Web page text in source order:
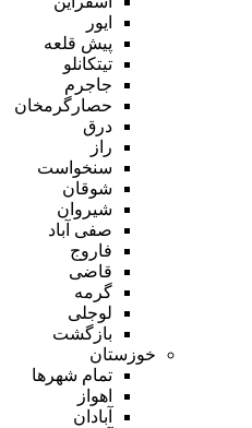
ایور
پیش قلعه
تیتکانلو
جاجرم
حصارگرمخان
درق
راز
سنخواست
شوقان
شیروان
صفی آباد
فاروج
قاضی
گرمه
لوجلی
بازگشت
خوزستان
تمام شهر‌ها
اهواز
آبادان